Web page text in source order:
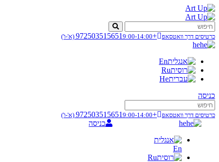
כרטיסים דרך וואטסאפ +972503515651
9:00-14:00 (א'-ו')
he
En
Ru
He
כניסה
כרטיסים דרך וואטסאפ +972503515651
9:00-14:00 (א'-ו')
he
En
Ru
כניסה